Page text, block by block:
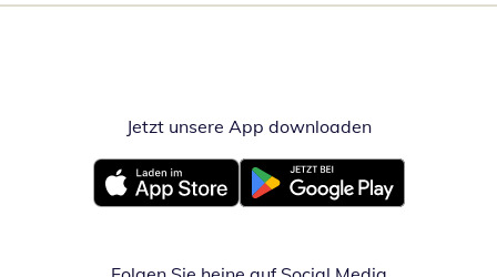
Jetzt unsere App downloadenÖffnet in
Öffnet in neuem FensterÖffnet in neuem Fenster